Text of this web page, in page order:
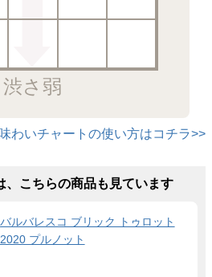
渋さ弱
わいチャートの使い方はコチラ>>
、こちらの商品も見ています
バルバレスコ ブリック トゥロット
2020 プルノット